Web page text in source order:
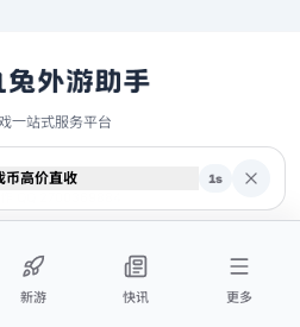
一站式服务平台
本站内容仅供参考，不构成投资建议
币高价直收 1s
新游 快讯 更多